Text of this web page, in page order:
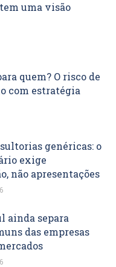
uma visão
quem? O risco de
com estratégia
genéricas: o
exige
não apresentações
ainda separa
das empresas